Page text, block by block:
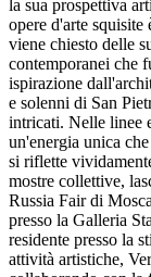
la sua prospettiva
opere d'arte
viene chiesto delle
contemporanei che
ispirazione
e solenni di San
intricati. Nelle linee
un'energia unica
si riflette
mostre collettive,
Russia Fair di
presso la Galleria
residente presso la
attività artistiche,